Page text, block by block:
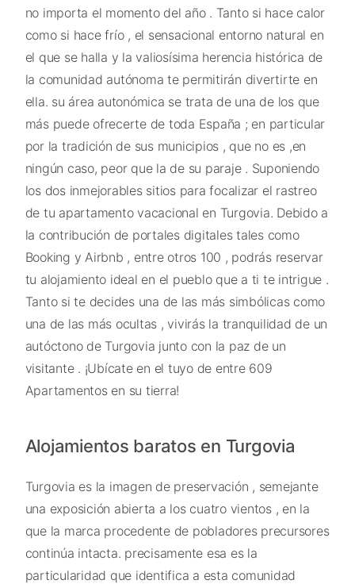
no importa el momento del año . Tanto si hace calor
como si hace frío , el sensacional entorno natural en
el que se halla y la valiosísima herencia histórica de
la comunidad autónoma te permitirán divertirte en
ella. su área autonómica se trata de una de los que
más puede ofrecerte de toda España ; en particular
por la tradición de sus municipios , que no es ,en
ningún caso, peor que la de su paraje . Suponiendo
los dos inmejorables sitios para focalizar el rastreo
de tu apartamento vacacional en Turgovia. Debido a
la contribución de portales digitales tales como
Booking y Airbnb , entre otros 100 , podrás reservar
tu alojamiento ideal en el pueblo que a ti te intrigue .
Tanto si te decides una de las más simbólicas como
una de las más ocultas , vivirás la tranquilidad de un
autóctono de Turgovia junto con la paz de un
visitante . ¡Ubícate en el tuyo de entre 609
Apartamentos en su tierra!
Alojamientos baratos en Turgovia
Turgovia es la imagen de preservación , semejante
una exposición abierta a los cuatro vientos , en la
que la marca procedente de pobladores precursores
continúa intacta. precisamente esa es la
particularidad que identifica a esta comunidad